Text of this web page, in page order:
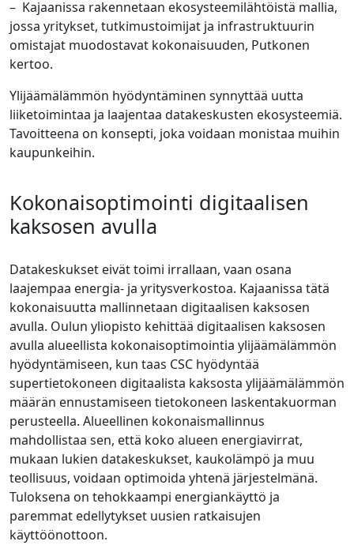
– Kajaanissa rakennetaan ekosysteemilähtöistä mallia,
jossa yritykset, tutkimustoimijat ja infrastruktuurin
omistajat muodostavat kokonaisuuden, Putkonen
kertoo.
Ylijäämälämmön hyödyntäminen synnyttää uutta
liiketoimintaa ja laajentaa datakeskusten ekosysteemiä.
Tavoitteena on konsepti, joka voidaan monistaa muihin
kaupunkeihin.
Kokonaisoptimointi digitaalisen
kaksosen avulla
Datakeskukset eivät toimi irrallaan, vaan osana
laajempaa energia- ja yritysverkostoa. Kajaanissa tätä
kokonaisuutta mallinnetaan digitaalisen kaksosen
avulla. Oulun yliopisto kehittää digitaalisen kaksosen
avulla alueellista kokonaisoptimointia ylijäämälämmön
hyödyntämiseen, kun taas CSC hyödyntää
supertietokoneen digitaalista kaksosta ylijäämälämmön
määrän ennustamiseen tietokoneen laskentakuorman
perusteella. Alueellinen kokonaismallinnus
mahdollistaa sen, että koko alueen energiavirrat,
mukaan lukien datakeskukset, kaukolämpö ja muu
teollisuus, voidaan optimoida yhtenä järjestelmänä.
Tuloksena on tehokkaampi energiankäyttö ja
paremmat edellytykset uusien ratkaisujen
käyttöönottoon.